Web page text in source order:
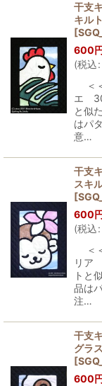
干支
キル
[
600
(税込:
＜
エ
と似
はパ
意…
干支
スキ
[
600
(税込:
＜
リア
トと
品は
注…
干支
グラ
[
600